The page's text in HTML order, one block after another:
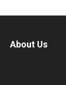
About Us